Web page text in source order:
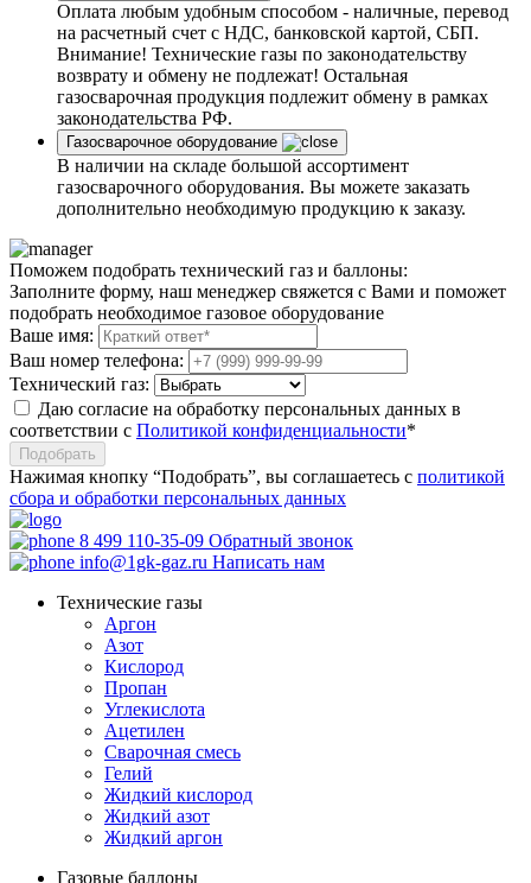
Оплата любым удобным способом - наличные, перевод
на расчетный счет с НДС, банковской картой, СБП.
Внимание! Технические газы по законодательству
возврату и обмену не подлежат! Остальная
газосварочная продукция подлежит обмену в рамках
законодательства РФ.
Газосварочное оборудование
В наличии на складе большой ассортимент
газосварочного оборудования. Вы можете заказать
дополнительно необходимую продукцию к заказу.
Поможем подобрать технический газ и баллоны:
Заполните форму, наш менеджер свяжется с Вами и поможет
подобрать необходимое газовое оборудование
Ваше имя:
Ваш номер телефона:
Технический газ:
Даю согласие на обработку персональных данных в
соответствии с Политикой конфиденциальности*
Подобрать
Нажимая кнопку “Подобрать”, вы соглашаетесь с политикой
сбора и обработки персональных данных
8 499 110-35-09 Обратный звонок
info@1gk-gaz.ru Написать нам
Технические газы
Аргон
Азот
Кислород
Пропан
Углекислота
Ацетилен
Сварочная смесь
Гелий
Жидкий кислород
Жидкий азот
Жидкий аргон
Газовые баллоны